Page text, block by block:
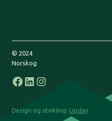
© 2024
Norskog
Facebook
LinkedIn
Instagram
Design og utvikling: Upday